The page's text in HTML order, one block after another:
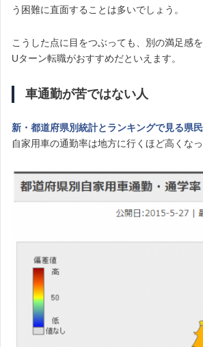
う困難に直面することは多いでしょう。
こうした点に目をつぶっても、別の満足感
Uターン転職がおすすめだといえます。
車通勤が苦ではない人
新・都道府県別統計とランキングで見る県
自家用車の通勤率は地方に行くほど高くなっ